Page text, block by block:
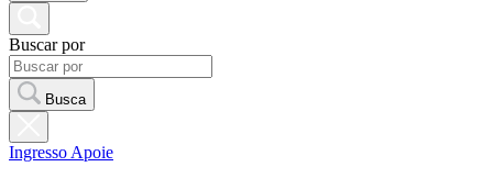
Buscar por
Busca
Ingresso Apoie